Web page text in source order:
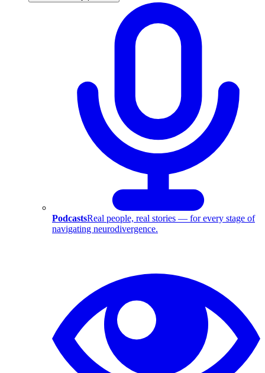
PodcastsReal people, real stories — for every stage of
navigating neurodivergence.